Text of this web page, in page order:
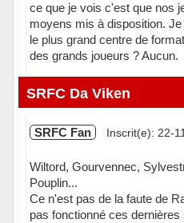
ce que je vois c'est que nos
moyens mis à disposition.
le plus grand centre de
des grands joueurs ? Aucun.
SRFC Da Viken
SRFC Fan Inscrit(e): 22-
Wiltord, Gourvennec,
Pouplin...
Ce n'est pas de la faute de
pas fonctionné ces dernières